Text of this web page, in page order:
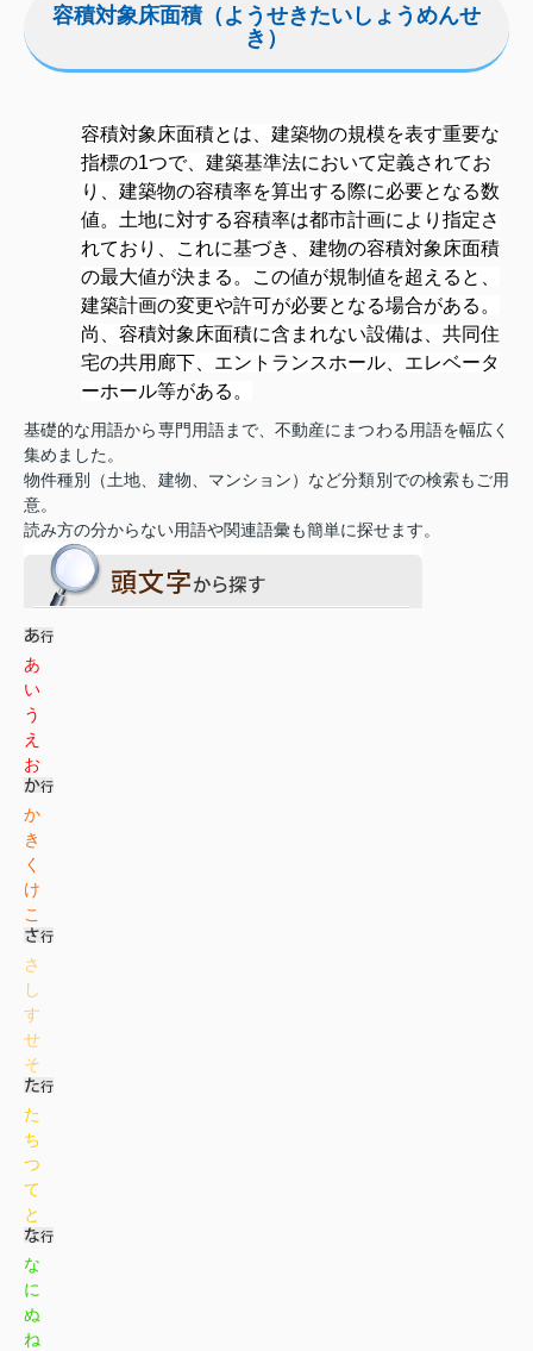
容積対象床面積（ようせきたいしょうめんせ
き）
容積対象床面積とは、建築物の規模を表す重要な
指標の1つで、 建築基準法において定義されてお
り、建築物の容積率を算出する際に必要となる数
値。土地に対する容積率は都市計画により指定さ
れており、これに基づき、建物の容積対象床面積
の最大値が決まる。この値が規制値を超えると、
建築計画の変更や許可が必要となる場合がある。
尚、容積対象床面積に含まれない設備は、共同住
宅の共用廊下、エントランスホール、エレベータ
ーホール等がある。
基礎的な用語から専門用語まで、不動産にまつわる用語を幅広く
集めました。
物件種別（土地、建物、マンション）など分類別での検索もご用
意。
読み方の分からない用語や関連語彙も簡単に探せます。
あ
い
う
え
お
か
き
く
け
こ
さ
し
す
せ
そ
た
ち
つ
て
と
な
に
ぬ
ね